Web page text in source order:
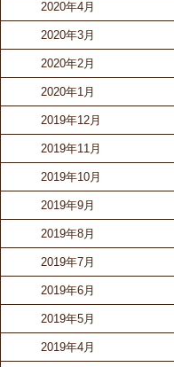
2020年4月
2020年3月
2020年2月
2020年1月
2019年12月
2019年11月
2019年10月
2019年9月
2019年8月
2019年7月
2019年6月
2019年5月
2019年4月